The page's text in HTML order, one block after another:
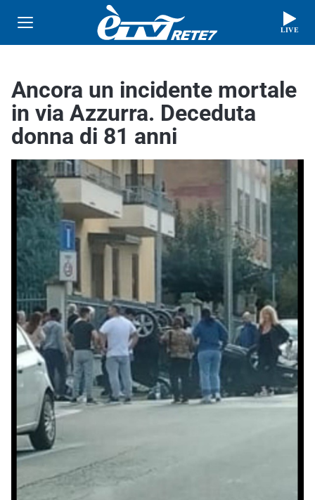
LIVE
Ancora un incidente mortale
in via Azzurra. Deceduta
donna di 81 anni